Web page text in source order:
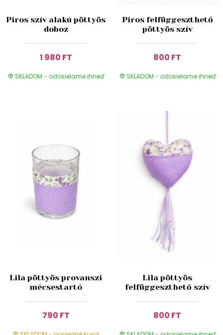
Piros szív alakú pöttyös
doboz
1 980 FT
SKLADOM - odosielame ihneď
Piros felfüggeszthető
pöttyös szív
800 FT
SKLADOM - odosielame ihneď
Lila pöttyös provanszi
mécsestartó
790 FT
Lila pöttyös
felfüggeszthető szív
800 FT